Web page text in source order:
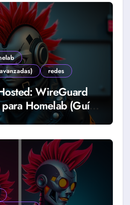
redes
WireGuard
Homelab (Guía